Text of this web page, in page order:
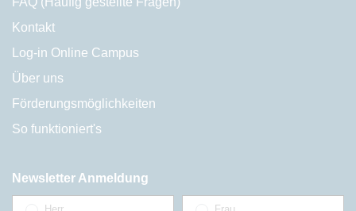
Kontakt
Log-in Online Campus
Über uns
Förderungsmöglichkeiten
So funktioniert's
Newsletter Anmeldung